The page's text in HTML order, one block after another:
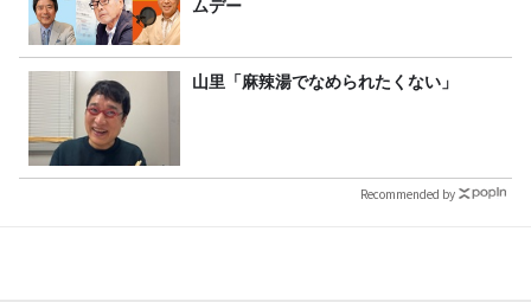
ムデー
山里「麻辣湯でなめられたくない」
Recommended by